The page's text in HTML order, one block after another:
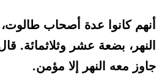
أنهم كانوا عدة أصحاب
النهر، بضعة عشر وثلاثمائة.
جاوز معه النهر إلا مؤمن.